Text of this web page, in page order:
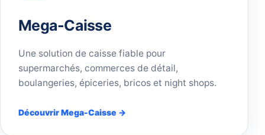
Mega-Caisse
Une solution de caisse fiable pour
supermarchés, commerces de détail,
boulangeries, épiceries, bricos et night shops.
Découvrir Mega-Caisse →